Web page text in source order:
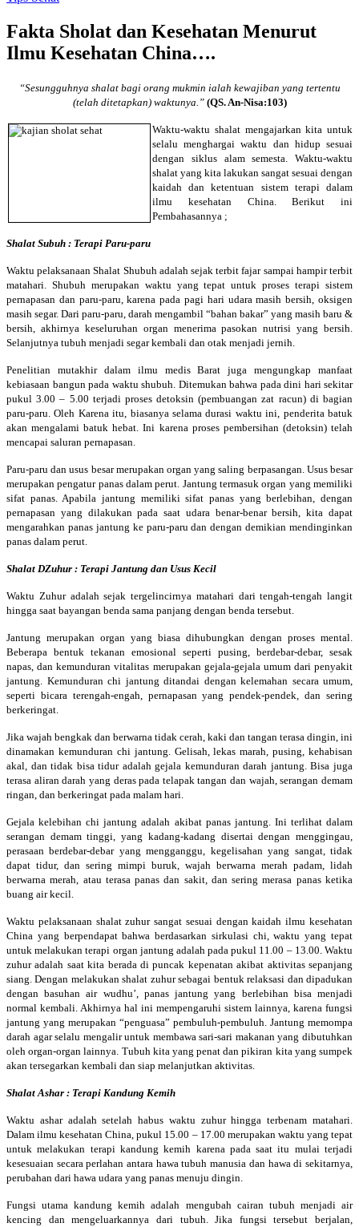
Fakta Sholat dan Kesehatan Menurut
Ilmu Kesehatan China….
“Sesungguhnya shalat bagi orang mukmin ialah kewajiban yang tertentu
(telah ditetapkan) waktunya.” (QS. An-Nisa:103)
Waktu-waktu shalat mengajarkan kita untuk
selalu menghargai waktu dan hidup sesuai
dengan siklus alam semesta. Waktu-waktu
shalat yang kita lakukan sangat sesuai dengan
kaidah dan ketentuan sistem terapi dalam
ilmu kesehatan China. Berikut ini
Pembahasannya ;
Shalat Subuh : Terapi Paru-paru
Waktu pelaksanaan Shalat Shubuh adalah sejak terbit fajar sampai hampir terbit
matahari. Shubuh merupakan waktu yang tepat untuk proses terapi sistem
pernapasan dan paru-paru, karena pada pagi hari udara masih bersih, oksigen
masih segar. Dari paru-paru, darah mengambil “bahan bakar” yang masih baru &
bersih, akhirnya keseluruhan organ menerima pasokan nutrisi yang bersih.
Selanjutnya tubuh menjadi segar kembali dan otak menjadi jernih.
Penelitian mutakhir dalam ilmu medis Barat juga mengungkap manfaat
kebiasaan bangun pada waktu shubuh. Ditemukan bahwa pada dini hari sekitar
pukul 3.00 – 5.00 terjadi proses detoksin (pembuangan zat racun) di bagian
paru-paru. Oleh Karena itu, biasanya selama durasi waktu ini, penderita batuk
akan mengalami batuk hebat. Ini karena proses pembersihan (detoksin) telah
mencapai saluran pernapasan.
Paru-paru dan usus besar merupakan organ yang saling berpasangan. Usus besar
merupakan pengatur panas dalam perut. Jantung termasuk organ yang memiliki
sifat panas. Apabila jantung memiliki sifat panas yang berlebihan, dengan
pernapasan yang dilakukan pada saat udara benar-benar bersih, kita dapat
mengarahkan panas jantung ke paru-paru dan dengan demikian mendinginkan
panas dalam perut.
Shalat DZuhur : Terapi Jantung dan Usus Kecil
Waktu Zuhur adalah sejak tergelincirnya matahari dari tengah-tengah langit
hingga saat bayangan benda sama panjang dengan benda tersebut.
Jantung merupakan organ yang biasa dihubungkan dengan proses mental.
Beberapa bentuk tekanan emosional seperti pusing, berdebar-debar, sesak
napas, dan kemunduran vitalitas merupakan gejala-gejala umum dari penyakit
jantung. Kemunduran chi jantung ditandai dengan kelemahan secara umum,
seperti bicara terengah-engah, pernapasan yang pendek-pendek, dan sering
berkeringat.
Jika wajah bengkak dan berwarna tidak cerah, kaki dan tangan terasa dingin, ini
dinamakan kemunduran chi jantung. Gelisah, lekas marah, pusing, kehabisan
akal, dan tidak bisa tidur adalah gejala kemunduran darah jantung. Bisa juga
terasa aliran darah yang deras pada telapak tangan dan wajah, serangan demam
ringan, dan berkeringat pada malam hari.
Gejala kelebihan chi jantung adalah akibat panas jantung. Ini terlihat dalam
serangan demam tinggi, yang kadang-kadang disertai dengan menggingau,
perasaan berdebar-debar yang mengganggu, kegelisahan yang sangat, tidak
dapat tidur, dan sering mimpi buruk, wajah berwarna merah padam, lidah
berwarna merah, atau terasa panas dan sakit, dan sering merasa panas ketika
buang air kecil.
Waktu pelaksanaan shalat zuhur sangat sesuai dengan kaidah ilmu kesehatan
China yang berpendapat bahwa berdasarkan sirkulasi chi, waktu yang tepat
untuk melakukan terapi organ jantung adalah pada pukul 11.00 – 13.00. Waktu
zuhur adalah saat kita berada di puncak kepenatan akibat aktivitas sepanjang
siang. Dengan melakukan shalat zuhur sebagai bentuk relaksasi dan dipadukan
dengan basuhan air wudhu’, panas jantung yang berlebihan bisa menjadi
normal kembali. Akhirnya hal ini mempengaruhi sistem lainnya, karena fungsi
jantung yang merupakan “penguasa” pembuluh-pembuluh. Jantung memompa
darah agar selalu mengalir untuk membawa sari-sari makanan yang dibutuhkan
oleh organ-organ lainnya. Tubuh kita yang penat dan pikiran kita yang sumpek
akan tersegarkan kembali dan siap melanjutkan aktivitas.
Shalat Ashar : Terapi Kandung Kemih
Waktu ashar adalah setelah habus waktu zuhur hingga terbenam matahari.
Dalam ilmu kesehatan China, pukul 15.00 – 17.00 merupakan waktu yang tepat
untuk melakukan terapi kandung kemih karena pada saat itu mulai terjadi
kesesuaian secara perlahan antara hawa tubuh manusia dan hawa di sekitarnya,
perubahan dari hawa udara yang panas menuju dingin.
Fungsi utama kandung kemih adalah mengubah cairan tubuh menjadi air
kencing dan mengeluarkannya dari tubuh. Jika fungsi tersebut berjalan,